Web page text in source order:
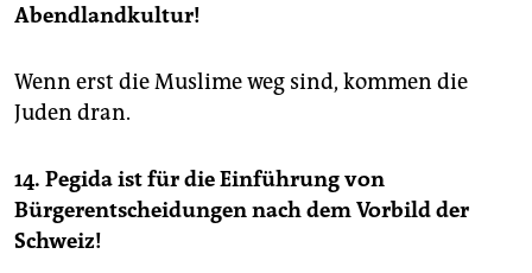
Abendlandkultur!
Wenn erst die Muslime weg sind, kommen die
Juden dran.
14. Pegida ist für die Einführung von
Bürgerentscheidungen nach dem Vorbild der
Schweiz!